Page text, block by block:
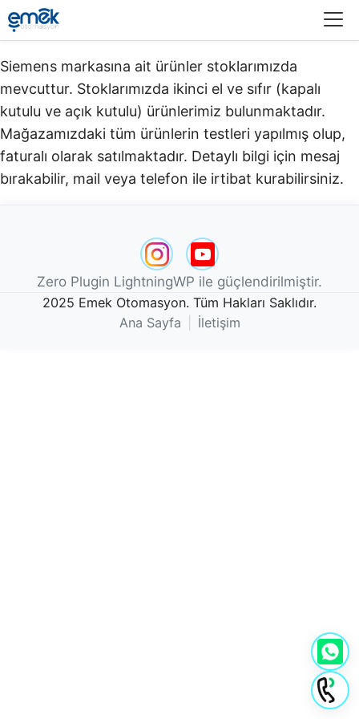
Siemens markasına ait ürünler stoklarımızda
mevcuttur. Stoklarımızda ikinci el ve sıfır (kapalı
kutulu ve açık kutulu) ürünlerimiz bulunmaktadır.​
Mağazamızdaki tüm ürünlerin testleri yapılmış olup,
faturalı olarak satılmaktadır. Detaylı bilgi için mesaj
bırakabilir, mail veya telefon ile irtibat kurabilirsiniz.
Zero Plugin LightningWP ile güçlendirilmiştir.
2025 Emek Otomasyon. Tüm Hakları Saklıdır.
Ana Sayfa
İletişim